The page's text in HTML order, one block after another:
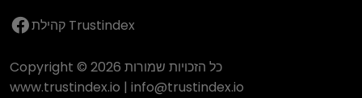
קהילת Trustindex
Copyright © 2026 כל הזכויות שמורות
www.trustindex.io | info@trustindex.io